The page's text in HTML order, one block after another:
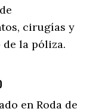
cirugías y
la póliza.
en Roda de